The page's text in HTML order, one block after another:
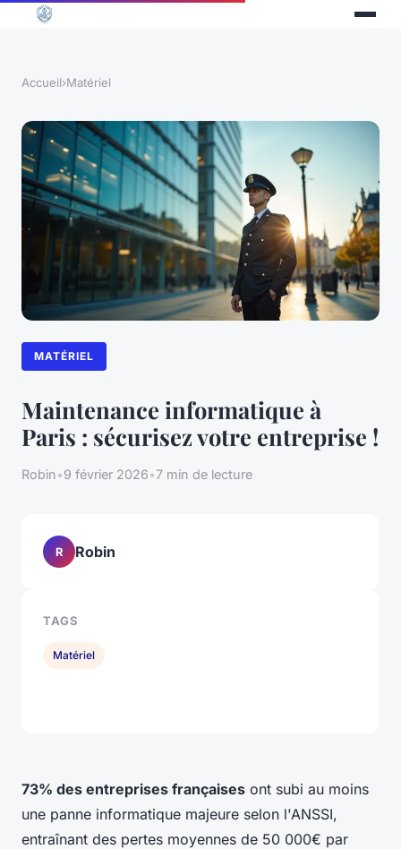
Accueil›Matériel
MATÉRIEL
Maintenance informatique à
Paris : sécurisez votre entreprise !
Robin•9 février 2026•7 min de lecture
73% des entreprises françaises ont subi au moins
une panne informatique majeure selon l'ANSSI,
entraînant des pertes moyennes de 50 000€ par
R Robin
TAGS
Matériel